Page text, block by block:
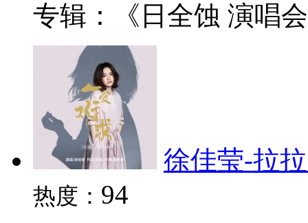
专辑：《日全蚀 演唱
徐佳莹-拉
热度： 94